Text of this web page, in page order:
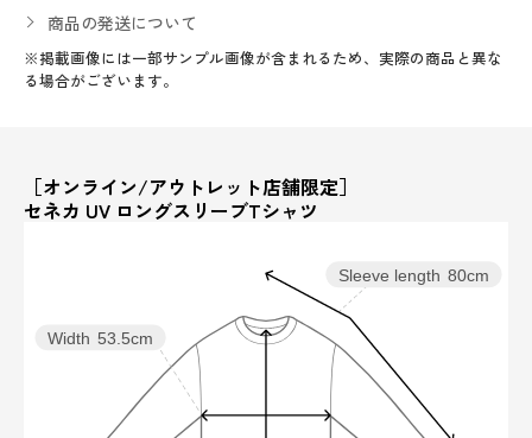
商品の発送について
※掲載画像には一部サンプル画像が含まれるため、実際の商品と異な
る場合がございます。
［オンライン/アウトレット店舗限定］
セネカ UV ロングスリーブTシャツ
Sleeve length 80cm
Width 53.5cm